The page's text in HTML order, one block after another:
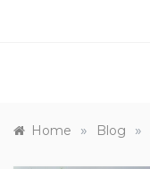
Home » Blog »